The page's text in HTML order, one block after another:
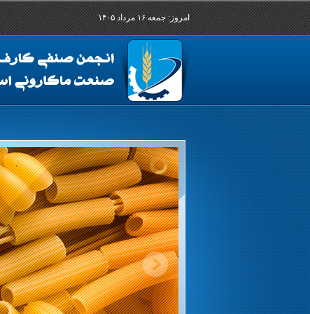
امروز: جمعه ۱۶ مرداد ۱۴۰۵